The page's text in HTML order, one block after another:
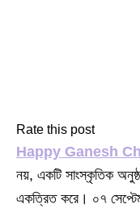
Rate this post
Happy Ganesh
নয়, একটি সাংস্কৃতিক
একত্রিত করে। ০৭